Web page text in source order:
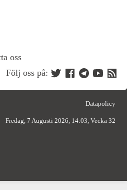
oss
Följ oss på:
Datapolicy
Fredag, 7 Augusti 2026, 14:03, Vecka 32